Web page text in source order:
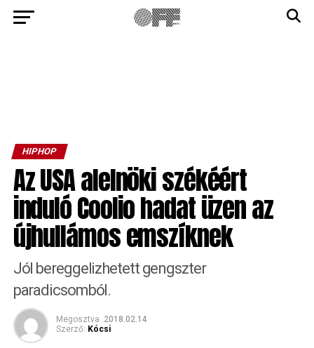
HIPHOP
Az USA alelnöki székéért
induló Coolio hadat üzen az
újhullámos emszíknek
Jól bereggelizhetett gengszter
paradicsomból.
Megosztva 2018.02.14
Szerző: Kócsi